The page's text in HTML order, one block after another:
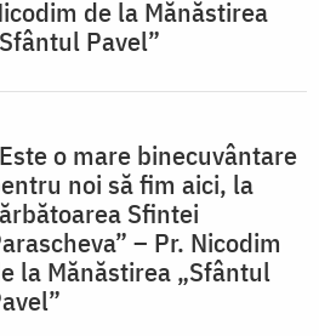
de la Mănăstirea
Pavel”
o mare binecuvântare
noi să fim aici, la
Sfintei
– Pr. Nicodim
la Mănăstirea „Sfântul